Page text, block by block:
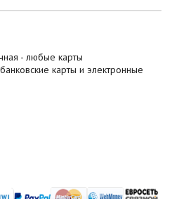
- любые карты
карты и электронные